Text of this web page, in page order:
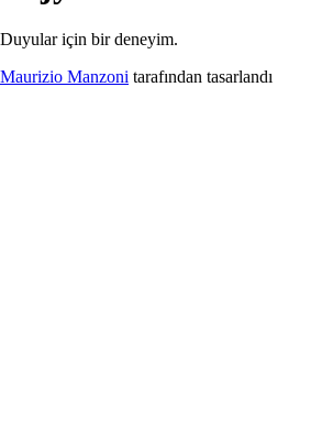
Duyular için bir deneyim.
Maurizio Manzoni tarafından tasarlandı